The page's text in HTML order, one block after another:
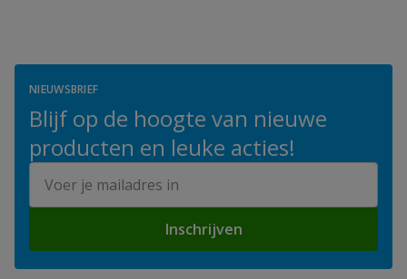
NIEUWSBRIEF
Blijf op de hoogte van nieuwe
producten en leuke acties!
Inschrijven